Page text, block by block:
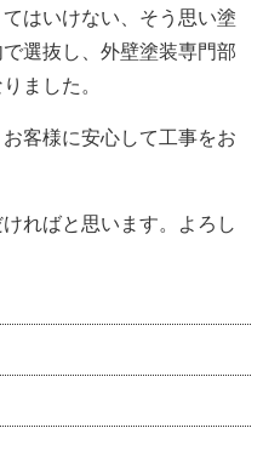
はいけない、そう思い塗
選抜し、外壁塗装専門部
ました。
客様に安心して工事をお
ればと思います。よろし